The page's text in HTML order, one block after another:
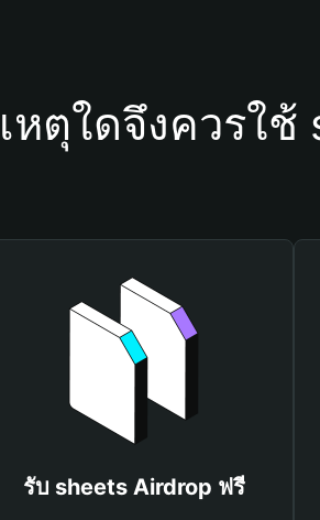
เหตุใดจึงควรใช้
รับ sheets Airdrop ฟรี